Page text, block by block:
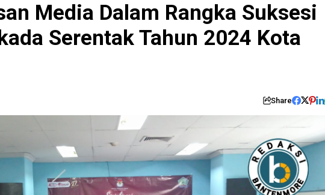
Media Dalam Rangka Suksesi
Serentak Tahun 2024 Kota
Share